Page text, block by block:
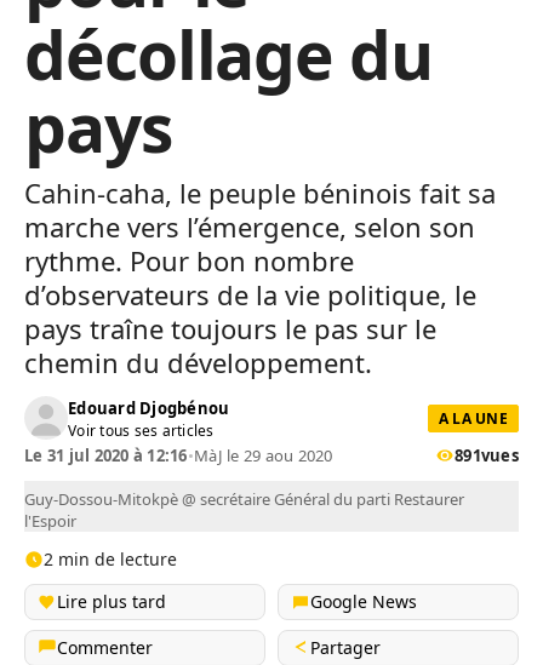
décollage du
pays
Cahin-caha, le peuple béninois fait sa
marche vers l’émergence, selon son
rythme. Pour bon nombre
d’observateurs de la vie politique, le
pays traîne toujours le pas sur le
chemin du développement.
Edouard Djogbénou
Voir tous ses articles
A LA UNE
Le 31 jul 2020 à 12:16•MàJ le 29 aou 2020 891vues
Guy-Dossou-Mitokpè @ secrétaire Général du parti Restaurer
l'Espoir
2 min de lecture
Lire plus tard
Google News
Commenter
Partager